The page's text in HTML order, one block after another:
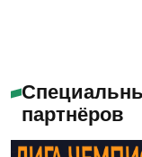
партнёров